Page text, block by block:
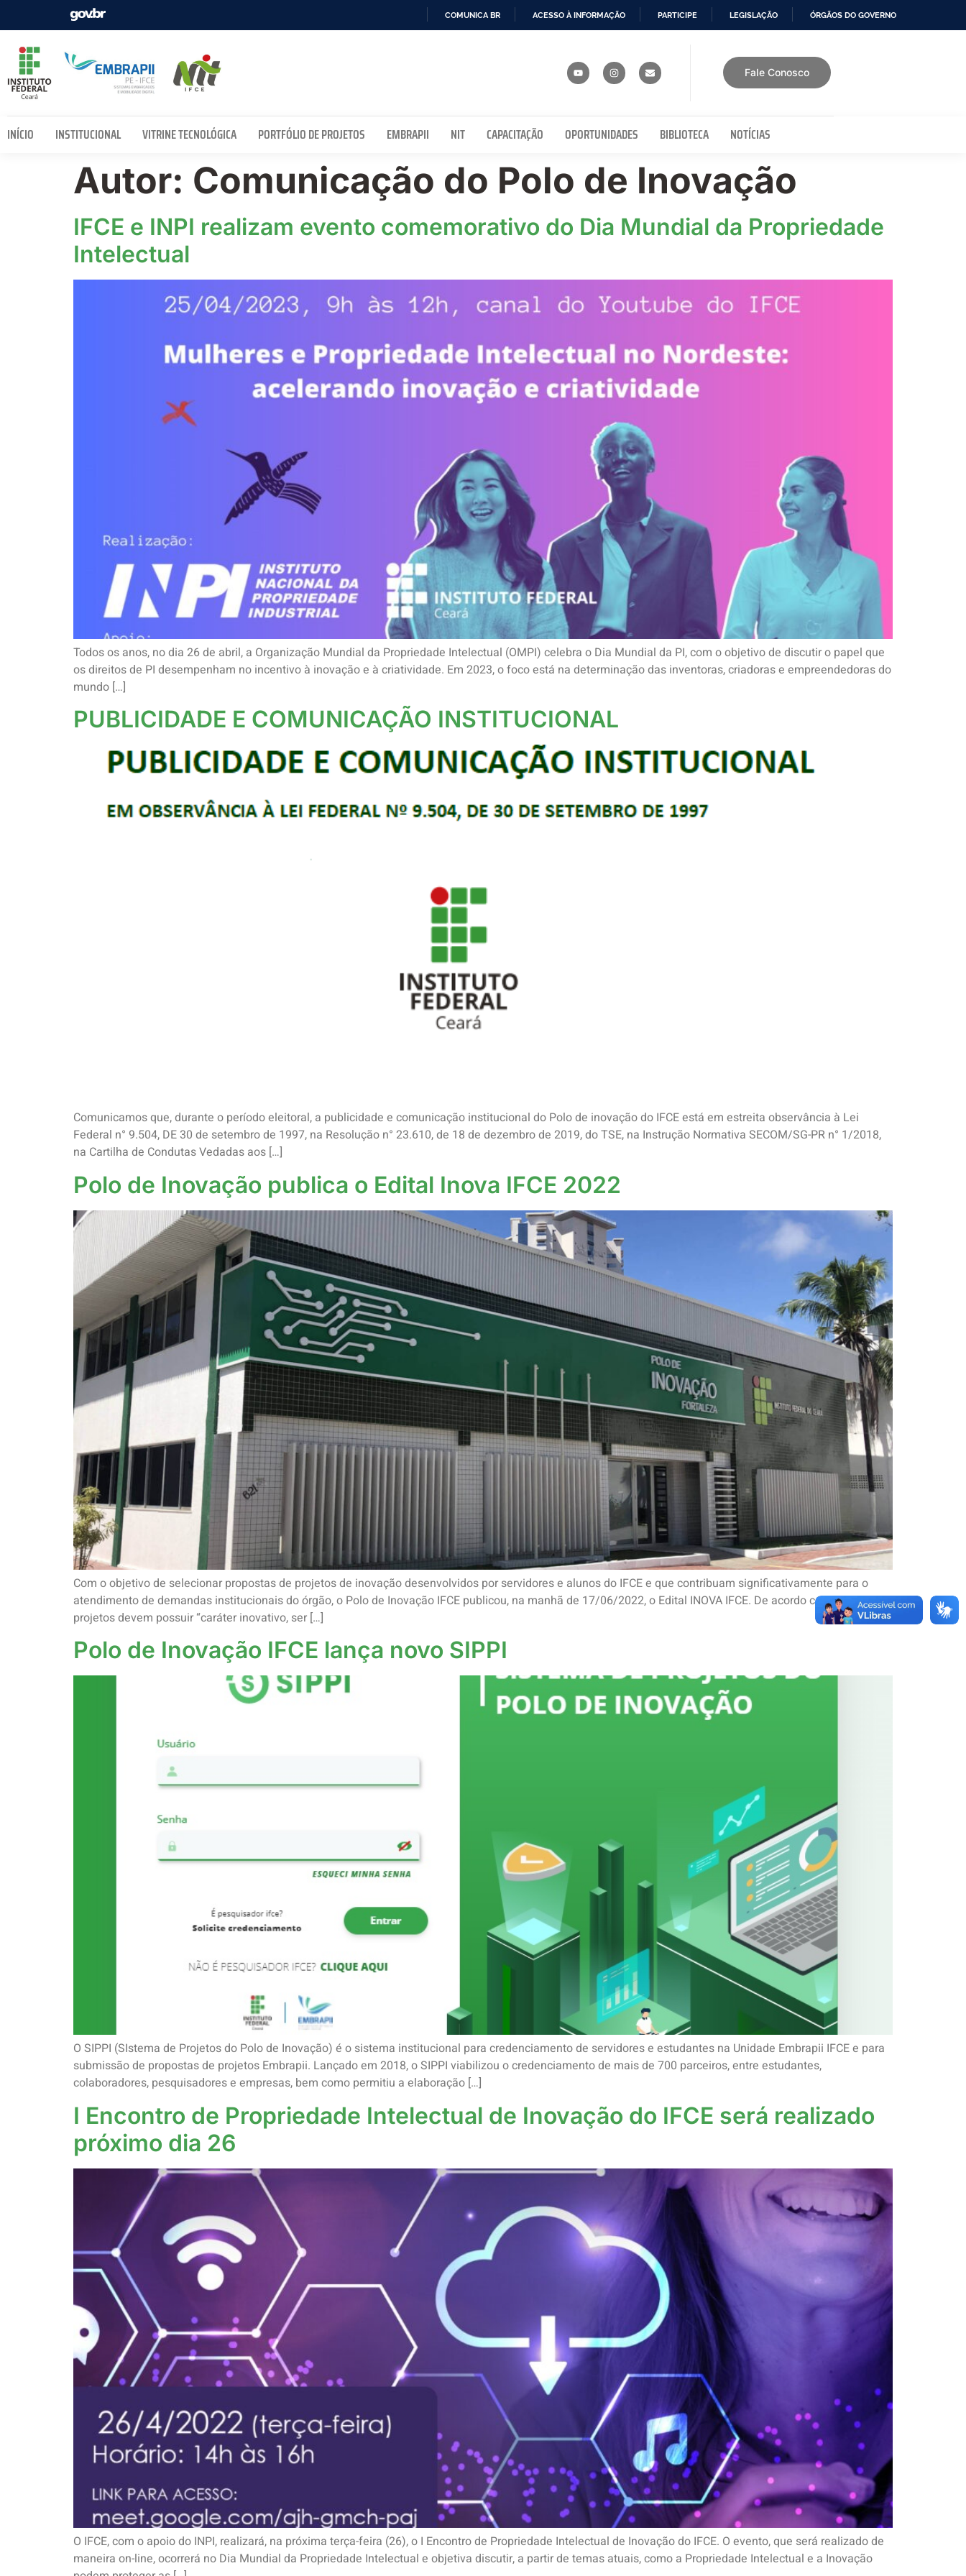
COMUNICA BR ACESSO À INFORMAÇÃO PARTICIPE LEGISLAÇÃO ÓRGÃOS DO GOVERNO
Fale Conosco
INÍCIO INSTITUCIONAL VITRINE TECNOLÓGICA PORTFÓLIO DE PROJETOS EMBRAPII NIT CAPACITAÇÃO OPORTUNIDADES BIBLIOTECA NOTÍCIAS
Autor: Comunicação do Polo de Inovação
IFCE e INPI realizam evento comemorativo do Dia Mundial da Propriedade
Intelectual
Todos os anos, no dia 26 de abril, a Organização Mundial da Propriedade Intelectual (OMPI) celebra o Dia Mundial da PI, com o objetivo de discutir o papel que
os direitos de PI desempenham no incentivo à inovação e à criatividade. Em 2023, o foco está na determinação das inventoras, criadoras e empreendedoras do
mundo […]
PUBLICIDADE E COMUNICAÇÃO INSTITUCIONAL
Comunicamos que, durante o período eleitoral, a publicidade e comunicação institucional do Polo de inovação do IFCE está em estreita observância à Lei
Federal n° 9.504, DE 30 de setembro de 1997, na Resolução n° 23.610, de 18 de dezembro de 2019, do TSE, na Instrução Normativa SECOM/SG-PR n° 1/2018,
na Cartilha de Condutas Vedadas aos […]
Polo de Inovação publica o Edital Inova IFCE 2022
Com o objetivo de selecionar propostas de projetos de inovação desenvolvidos por servidores e alunos do IFCE e que contribuam significativamente para o
atendimento de demandas institucionais do órgão, o Polo de Inovação IFCE publicou, na manhã de 17/06/2022, o Edital INOVA IFCE. De acordo com o Edital, os
projetos devem possuir “caráter inovativo, ser […]
Polo de Inovação IFCE lança novo SIPPI
O SIPPI (SIstema de Projetos do Polo de Inovação) é o sistema institucional para credenciamento de servidores e estudantes na Unidade Embrapii IFCE e para
submissão de propostas de projetos Embrapii. Lançado em 2018, o SIPPI viabilizou o credenciamento de mais de 700 parceiros, entre estudantes,
colaboradores, pesquisadores e empresas, bem como permitiu a elaboração […]
I Encontro de Propriedade Intelectual de Inovação do IFCE será realizado
próximo dia 26
O IFCE, com o apoio do INPI, realizará, na próxima terça-feira (26), o I Encontro de Propriedade Intelectual de Inovação do IFCE. O evento, que será realizado de
maneira on-line, ocorrerá no Dia Mundial da Propriedade Intelectual e objetiva discutir, a partir de temas atuais, como a Propriedade Intelectual e a Inovação